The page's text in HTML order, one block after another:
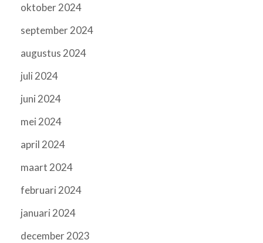
oktober 2024
september 2024
augustus 2024
juli 2024
juni 2024
mei 2024
april 2024
maart 2024
februari 2024
januari 2024
december 2023